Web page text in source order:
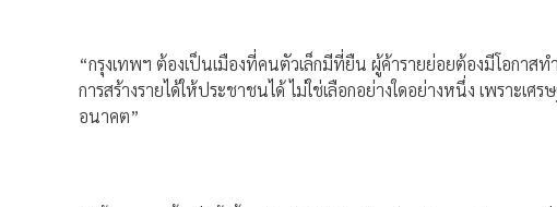
“กรุงเทพฯ ต้องเป็นเมืองที่คนตัวเล็กมีที่ยืน ผู้ค้ารายย่อยต้องมีโอกาสท
การสร้างรายได้ให้ประชาชนได้ ไม่ใช่เลือกอย่างใดอย่างหนึ่ง เพราะ
อนาคต”